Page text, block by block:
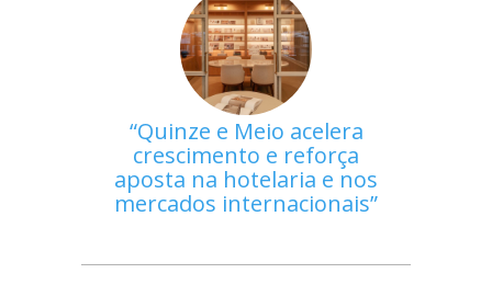
Quinze e Meio acelera
crescimento e reforça
aposta na hotelaria e nos
mercados internacionais